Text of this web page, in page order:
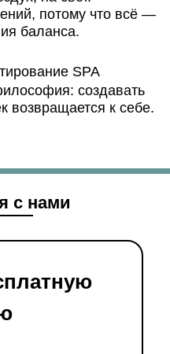
с нами